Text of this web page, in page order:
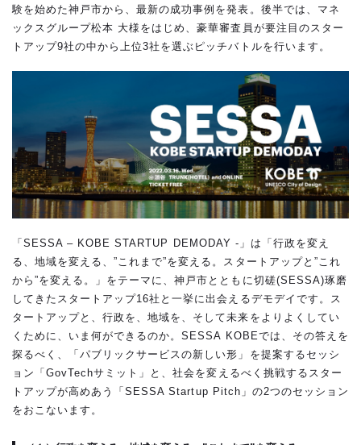
験を始めた神戸市から、最新の成功事例を発表。後半では、マネ
ックスグループ松本 大様をはじめ、豪華審査員が要注目のスター
トアップ9社の中から上位3社を選ぶピッチバトルを行います。
「SESSA – KOBE STARTUP DEMODAY -」は「行政を変え
る、地域を変える、”これまで”を変える。スタートアップと”これ
から”を変える。」をテーマに、神戸市とともに切磋(SESSA)琢磨
してきたスタートアップ16社と一挙に出会えるデモデイです。ス
タートアップと、行政を、地域を、そして未来をよりよくしてい
くために、いま何ができるのか。SESSA KOBEでは、その答えを
探るべく、「パブリックサービスの新しい形」を提案するセッシ
ョン「GovTechサミット」と、社会を変えるべく挑戦するスター
トアップが高めあう「SESSA Startup Pitch」の2つのセッション
をおこないます。